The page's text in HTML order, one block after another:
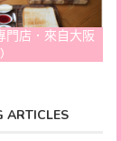
門店．來自大阪
ARTICLES